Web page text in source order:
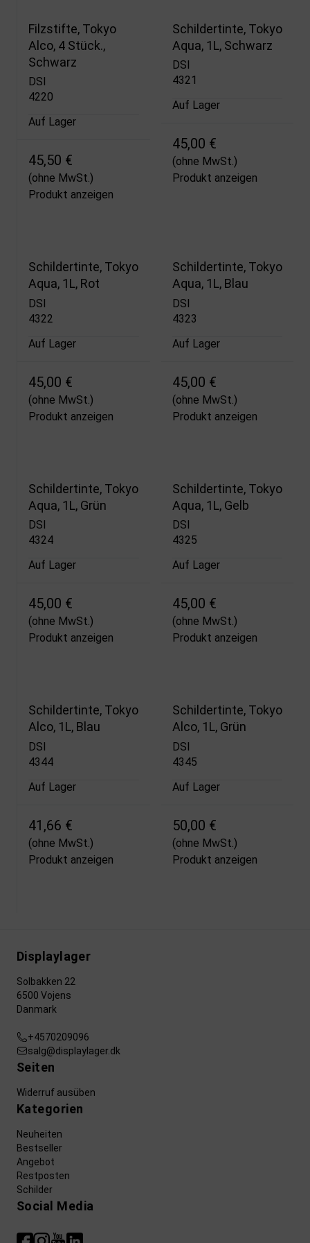
Filzstifte, Tokyo
Alco, 4 Stück.,
Schwarz
DSI
4220
Auf Lager
45,50 €
(ohne MwSt.)
Produkt anzeigen
Schildertinte, Tokyo
Aqua, 1L, Schwarz
DSI
4321
Auf Lager
45,00 €
(ohne MwSt.)
Produkt anzeigen
Schildertinte, Tokyo
Aqua, 1L, Rot
DSI
4322
Auf Lager
45,00 €
(ohne MwSt.)
Produkt anzeigen
Schildertinte, Tokyo
Aqua, 1L, Blau
DSI
4323
Auf Lager
45,00 €
(ohne MwSt.)
Produkt anzeigen
Schildertinte, Tokyo
Aqua, 1L, Grün
DSI
4324
Auf Lager
45,00 €
(ohne MwSt.)
Produkt anzeigen
Schildertinte, Tokyo
Aqua, 1L, Gelb
DSI
4325
Auf Lager
45,00 €
(ohne MwSt.)
Produkt anzeigen
Schildertinte, Tokyo
Alco, 1L, Blau
DSI
4344
Auf Lager
41,66 €
(ohne MwSt.)
Produkt anzeigen
Schildertinte, Tokyo
Alco, 1L, Grün
DSI
4345
Auf Lager
50,00 €
(ohne MwSt.)
Produkt anzeigen
Displaylager
Solbakken 22
6500 Vojens
Danmark
+4570209096
salg@displaylager.dk
Seiten
Widerruf ausüben
Kategorien
Neuheiten
Bestseller
Angebot
Restposten
Schilder
Social Media